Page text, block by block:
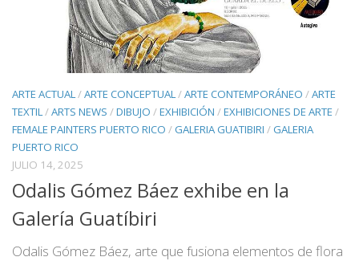
ARTE ACTUAL/ARTE CONCEPTUAL/ARTE CONTEMPORÁNEO /ARTE
TEXTIL/ARTS NEWS /DIBUJO /EXHIBICIÓN /EXHIBICIONES DE ARTE /
FEMALE PAINTERS PUERTO RICO / GALERIA GUATIBIRI / GALERIA
PUERTO RICO
JULIO 14, 2025
Odalis Gómez Báez exhibe en la
Galería Guatíbiri
Odalis Gómez Báez, arte que fusiona elementos de flora